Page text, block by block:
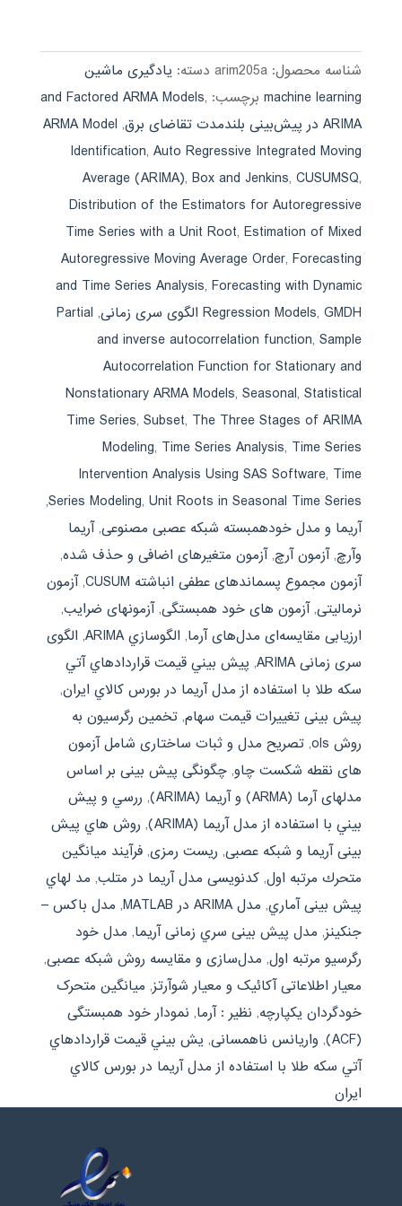
شناسه محصول: arim205a دسته: یادگیری ماشین
machine learning برچسب: and Factored ARMA Models,
ARIMA در پیش‌بینی بلندمدت تقاضای برق
,
ARMA Model
Identification,Auto Regressive Integrated Moving
Average (ARIMA),Box and Jenkins,CUSUMSQ,
Distribution of the Estimators for Autoregressive
Time Series with a Unit Root,Estimation of Mixed
Autoregressive Moving Average Order,Forecasting
and Time Series Analysis,Forecasting with Dynamic
Regression Models,GMDH الگوی سری زمانی ,
Partial
and inverse autocorrelation function,Sample
Autocorrelation Function for Stationary and
Nonstationary ARMA Models,Seasonal,Statistical
Time Series,Subset, The Three Stages of ARIMA
Modeling, Time Series Analysis, Time Series
Intervention Analysis Using SAS Software, Time
Series Modeling,Unit Roots in Seasonal Time Series
,
آریما و مدل خودهمبسته شبکه عصبی مصنوعی,آریما
وآرچ,آزمون آرچ,آزمون متغیرهای اضافی و حذف شده,
آزمون مجموع پسماندهای عطفی انباشته CUSUM
,آزمون
نرمالیتی,آزمون های خود همبستگی,آزمونهای ضرایب,
ارزیابی مقایسه‌ای مدل‌های آرما, الگوسازي ARIMA , الگوی
سری زمانی ARIMA
, پيش بيني قيمت قراردادهاي آتي
سکه طلا با استفاده از مدل آريما در بورس کالاي ايران,
پیش بینی تغییرات قیمت سهام, تخمین رگرسیون به
روش ols
, تصریح مدل و ثبات ساختاری شامل آزمون
های نقطه شکست چاو, چگونگی پیش بینی بر اساس
مدلهای آرما (ARMA) و آریما (ARIMA)
, ررسي و پيش
بيني با استفاده از مدل آريما (ARIMA)
, روش هاي پیش
بینی آریما و شبکه عصبی, ریست رمزی, فرآیند میانگین
متحرك مرتبه اول, کدنویسی مدل آریما در متلب, مد لهاي
پیش بینی آماري, مدل ARIMA در MATLAB , مدل باکس –
جنکینز, مدل پیش بینی سري زمانی آریما, مدل خود
رگرسیو مرتبه اول, مدل‌سازی و مقایسه روش شبکه عصبی,
معیار اطلاعاتی آکائیک و معیار شوآرتز, میانگین متحرک
خودگردان یکپارچه, نظیر : آرما, نمودار خود همبستگی
(ACF)
, واریانس ناهمسانی, يش بيني قيمت قراردادهاي
آتي سکه طلا با استفاده از مدل آريما در بورس کالاي
ايران